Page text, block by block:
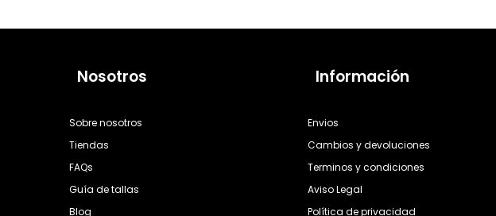
Nosotros
Sobre nosotros
Tiendas
FAQs
Guía de tallas
Blog
Información
Envios
Cambios y devoluciones
Terminos y condiciones
Aviso Legal
Política de privacidad